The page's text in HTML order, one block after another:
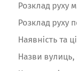
Розклад руху
Розклад руху
Наявність та
Назви вулиць,